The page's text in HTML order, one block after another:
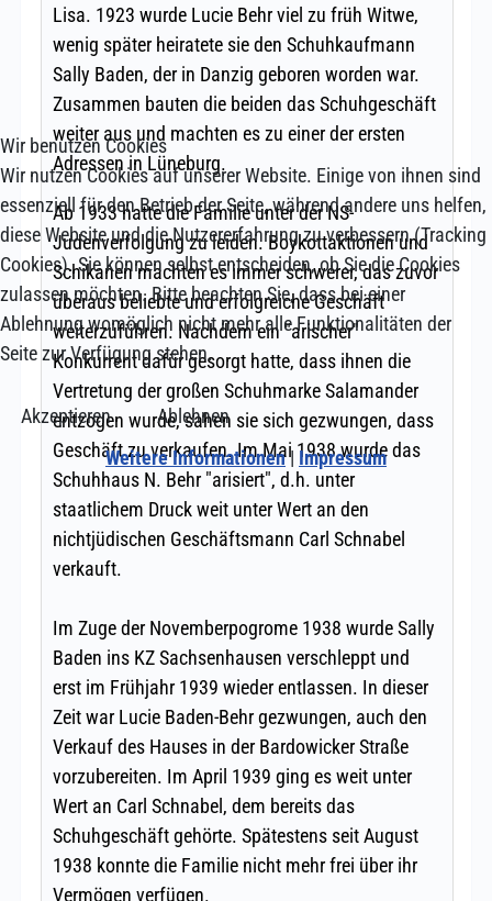
Wir benutzen Cookies
Wir nutzen Cookies auf unserer Website. Einige von ihnen sind
essenziell für den Betrieb der Seite, während andere uns helfen,
diese Website und die Nutzererfahrung zu verbessern (Tracking
Cookies). Sie können selbst entscheiden, ob Sie die Cookies
zulassen möchten. Bitte beachten Sie, dass bei einer
Ablehnung womöglich nicht mehr alle Funktionalitäten der
Seite zur Verfügung stehen.
Akzeptieren
Ablehnen
Weitere Informationen| Impressum